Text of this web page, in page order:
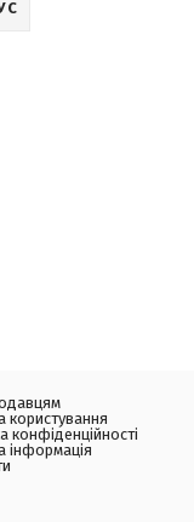
користування
конфіденційності
інформація